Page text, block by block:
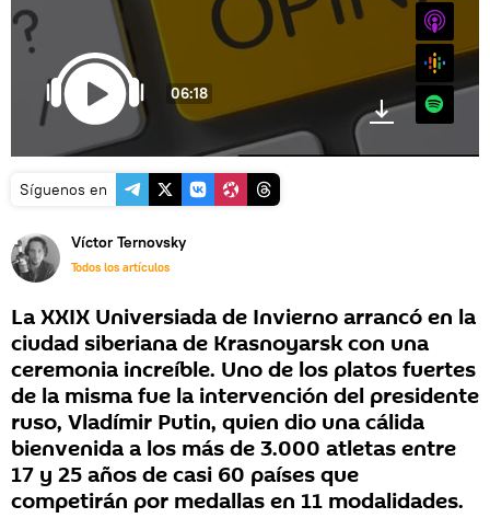
06:18
iTunes
Spotify
Síguenos en
Víctor Ternovsky
Todos los artículos
La XXIX Universiada de Invierno arrancó en la
ciudad siberiana de Krasnoyarsk con una
ceremonia increíble. Uno de los platos fuertes
de la misma fue la intervención del presidente
ruso, Vladímir Putin, quien dio una cálida
bienvenida a los más de 3.000 atletas entre
17 y 25 años de casi 60 países que
competirán por medallas en 11 modalidades.